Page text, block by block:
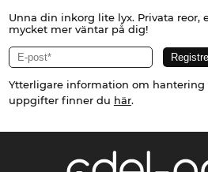
Unna din inkorg lite lyx. Privata reor,
mycket mer väntar på dig!
Ytterligare information om hantering
uppgifter finner du här.